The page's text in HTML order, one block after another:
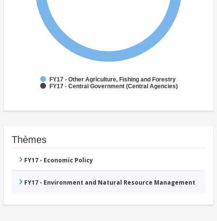
FY17 - Other Agriculture, Fishing and Forestry
FY17 - Central Government (Central Agencies)
Thèmes
FY17 - Economic Policy
FY17 - Environment and Natural Resource Management